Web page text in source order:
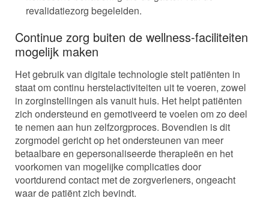
revalidatiezorg begeleiden.
Continue zorg buiten de wellness-faciliteiten
mogelijk maken
Het gebruik van digitale technologie stelt patiënten in
staat om continu herstelactiviteiten uit te voeren, zowel
in zorginstellingen als vanuit huis. Het helpt patiënten
zich ondersteund en gemotiveerd te voelen om zo deel
te nemen aan hun zelfzorgproces. Bovendien is dit
zorgmodel gericht op het ondersteunen van meer
betaalbare en gepersonaliseerde therapieën en het
voorkomen van mogelijke complicaties door
voortdurend contact met de zorgverleners, ongeacht
waar de patiënt zich bevindt.